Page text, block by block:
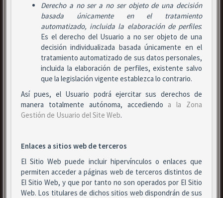
Derecho a no ser a no ser objeto de una decisión
basada únicamente en el tratamiento
automatizado, incluida la elaboración de perfiles:
Es el derecho del Usuario a no ser objeto de una
decisión individualizada basada únicamente en el
tratamiento automatizado de sus datos personales,
incluida la elaboración de perfiles, existente salvo
que la legislación vigente establezca lo contrario.
Así pues, el Usuario podrá ejercitar sus derechos de
manera totalmente autónoma, accediendo a la Zona
Gestión de Usuario del Site Web.
Enlaces a sitios web de terceros
El Sitio Web puede incluir hipervínculos o enlaces que
permiten acceder a páginas web de terceros distintos de
El Sitio Web, y que por tanto no son operados por El Sitio
Web. Los titulares de dichos sitios web dispondrán de sus